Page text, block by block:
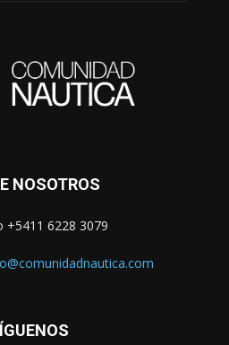
NOSOTROS
+5411 6228 3079